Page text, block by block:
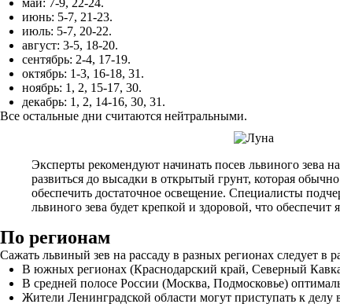
май: 7-9, 22-24.
июнь: 5-7, 21-23.
июль: 5-7, 20-22.
август: 3-5, 18-20.
сентябрь: 2-4, 17-19.
октябрь: 1-3, 16-18, 31.
ноябрь: 1, 2, 15-17, 30.
декабрь: 1, 2, 14-16, 30, 31.
Все остальные дни считаются нейтральными.
Эксперты рекомендуют начинать посев львиного зева
развиться до высадки в открытый грунт, которая
обеспечить достаточное освещение. Специалисты
львиного зева будет крепкой и здоровой, что обеспечит
По регионам
Сажать львиный зев на рассаду в разных регионах следует в
В южных регионах (Краснодарский край, Северный
В средней полосе России (Москва, Подмосковье)
Жители Ленинградской области могут приступать к делу